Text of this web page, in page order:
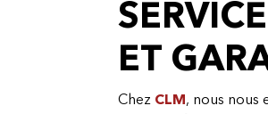
ET
Chez CLM , nous nous